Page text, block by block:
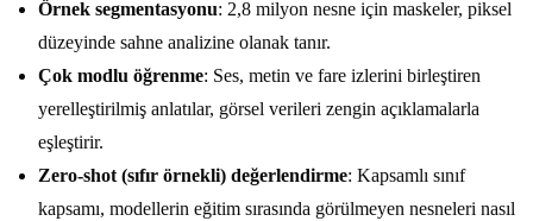
Örnek segmentasyonu: 2,8 milyon nesne için maskeler, piksel
düzeyinde sahne analizine olanak tanır.
Çok modlu öğrenme: Ses, metin ve fare izlerini birleştiren
yerelleştirilmiş anlatılar, görsel verileri zengin açıklamalarla
eşleştirir.
Zero-shot (sıfır örnekli) değerlendirme: Kapsamlı sınıf
kapsamı, modellerin eğitim sırasında görülmeyen nesneleri nasıl